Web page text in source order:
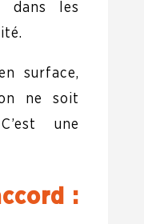
dans les
surface,
ne soit
une
: